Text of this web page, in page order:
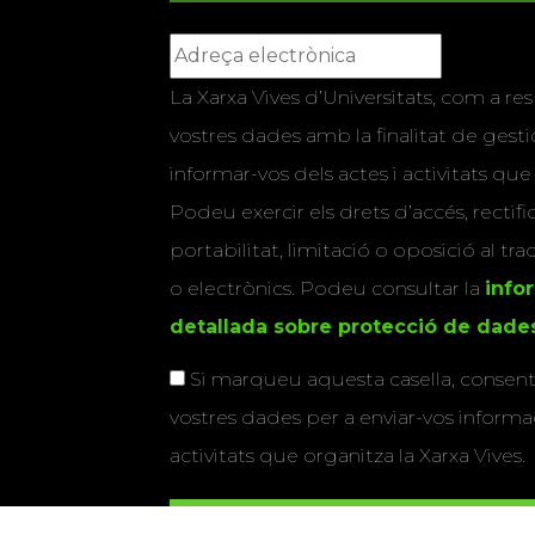
La Xarxa Vives d’Universitats, com a
vostres dades amb la finalitat de
informar-vos dels actes i activitats que
Podeu exercir els drets d’accés,
portabilitat, limitació o oposició al
o electrònics. Podeu consultar la
detallada sobre protecció de
Si marqueu aquesta casella,
vostres dades per a enviar-vos
activitats que organitza la Xarxa Vives.